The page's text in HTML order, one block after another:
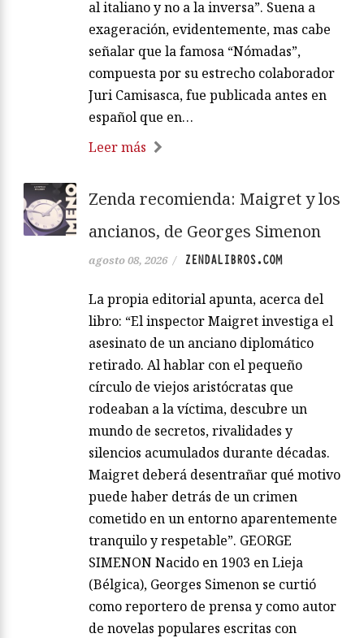
al italiano y no a la inversa”. Suena a
exageración, evidentemente, mas cabe
señalar que la famosa “Nómadas”,
compuesta por su estrecho colaborador
Juri Camisasca, fue publicada antes en
español que en…
Leer más
Zenda recomienda: Maigret y los
ancianos, de Georges Simenon
agosto 08, 2026 / ZENDALIBROS.COM
La propia editorial apunta, acerca del
libro: “El inspector Maigret investiga el
asesinato de un anciano diplomático
retirado. Al hablar con el pequeño
círculo de viejos aristócratas que
rodeaban a la víctima, descubre un
mundo de secretos, rivalidades y
silencios acumulados durante décadas.
Maigret deberá desentrañar qué motivo
puede haber detrás de un crimen
cometido en un entorno aparentemente
tranquilo y respetable”. GEORGE
SIMENON Nacido en 1903 en Lieja
(Bélgica), Georges Simenon se curtió
como reportero de prensa y como autor
de novelas populares escritas con